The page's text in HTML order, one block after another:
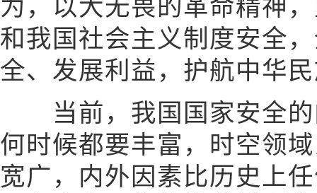
为，以大无畏的革命精神
和我国社会主义制度安全
全、发展利益，护航中华
当前，我国国家安全的
何时候都要丰富，时空领
宽广，内外因素比历史上